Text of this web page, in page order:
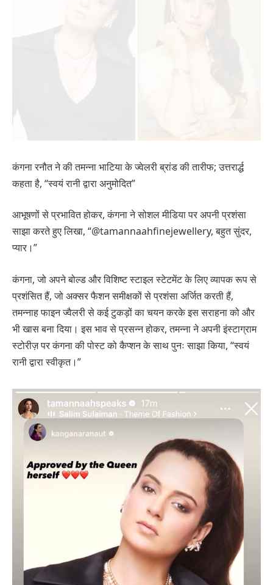
कंगना रनौत ने की तमन्ना भाटिया के ज्वेलरी ब्रांड की तारीफ; उत्तरार्द्ध
कहता है, “स्वयं रानी द्वारा अनुमोदित”
आभूषणों से प्रभावित होकर, कंगना ने सोशल मीडिया पर अपनी प्रशंसा
साझा करते हुए लिखा, “@tamannaahfinejewellery, बहुत सुंदर,
प्यार।”
कंगना, जो अपने बोल्ड और विशिष्ट स्टाइल स्टेटमेंट के लिए व्यापक रूप से
प्रशंसित हैं, जो अक्सर फैशन समीक्षकों से प्रशंसा अर्जित करती हैं,
तमन्नाह फाइन ज्वैलरी से कई टुकड़ों का चयन करके इस सराहना को और
भी खास बना दिया। इस भाव से प्रसन्न होकर, तमन्ना ने अपनी इंस्टाग्राम
स्टोरीज़ पर कंगना की पोस्ट को कैप्शन के साथ पुनः साझा किया, “स्वयं
रानी द्वारा स्वीकृत।”